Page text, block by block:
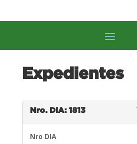
Expedientes
Nro. DIA: 1813
Nro DIA